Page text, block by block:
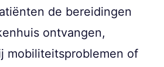
de bereidingen
ontvangen,
mobiliteitsproblemen of